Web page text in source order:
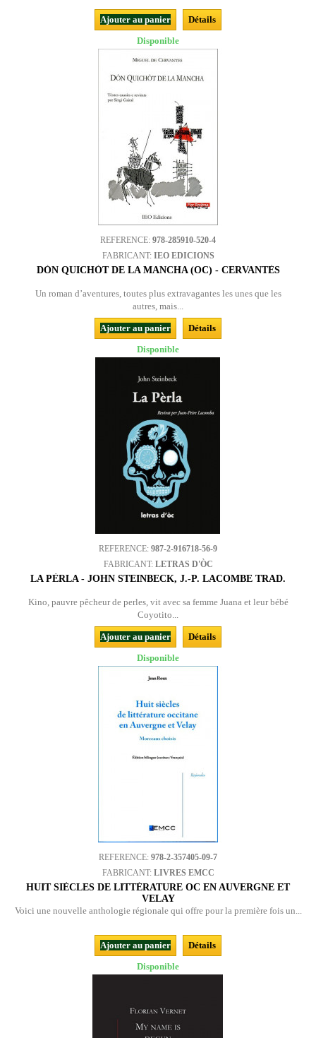
Ajouter au panier
Détails
Disponible
REFERENCE: 978-285910-520-4
FABRICANT: IEO EDICIONS
DÒN QUICHÒT DE LA MANCHA (OC) - CERVANTÈS
Un roman d’aventures, toutes plus extravagantes les unes que les
autres, mais...
Ajouter au panier
Détails
Disponible
REFERENCE: 987-2-916718-56-9
FABRICANT: LETRAS D'ÒC
LA PÈRLA - JOHN STEINBECK, J.-P. LACOMBE TRAD.
Kino, pauvre pêcheur de perles, vit avec sa femme Juana et leur bébé
Coyotito...
Ajouter au panier
Détails
Disponible
REFERENCE: 978-2-357405-09-7
FABRICANT: LIVRES EMCC
HUIT SIÈCLES DE LITTÉRATURE OC EN AUVERGNE ET
VELAY
Voici une nouvelle anthologie régionale qui offre pour la première fois un...
Ajouter au panier
Détails
Disponible